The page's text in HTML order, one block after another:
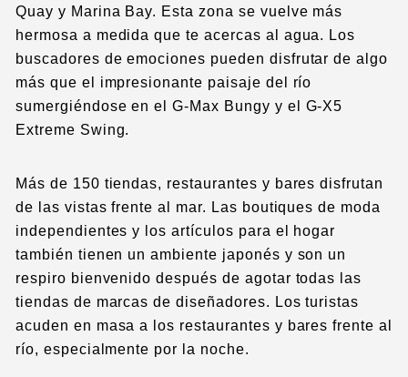
Quay y Marina Bay. Esta zona se vuelve más
hermosa a medida que te acercas al agua. Los
buscadores de emociones pueden disfrutar de algo
más que el impresionante paisaje del río
sumergiéndose en el G-Max Bungy y el G-X5
Extreme Swing.
Más de 150 tiendas, restaurantes y bares disfrutan
de las vistas frente al mar. Las boutiques de moda
independientes y los artículos para el hogar
también tienen un ambiente japonés y son un
respiro bienvenido después de agotar todas las
tiendas de marcas de diseñadores. Los turistas
acuden en masa a los restaurantes y bares frente al
río, especialmente por la noche.